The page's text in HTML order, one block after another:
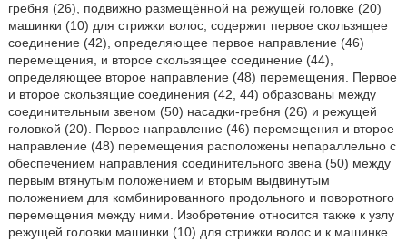
гребня (26), подвижно размещённой на режущей головке (20)
машинки (10) для стрижки волос, содержит первое скользящее
соединение (42), определяющее первое направление (46)
перемещения, и второе скользящее соединение (44),
определяющее второе направление (48) перемещения. Первое
и второе скользящие соединения (42, 44) образованы между
соединительным звеном (50) насадки-гребня (26) и режущей
головкой (20). Первое направление (46) перемещения и второе
направление (48) перемещения расположены непараллельно с
обеспечением направления соединительного звена (50) между
первым втянутым положением и вторым выдвинутым
положением для комбинированного продольного и поворотного
перемещения между ними. Изобретение относится также к узлу
режущей головки машинки (10) для стрижки волос и к машинке